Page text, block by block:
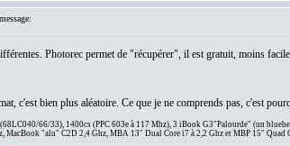
Photorec permet de "récupérer", il est gratuit, moins
c'est bien plus aléatoire. Ce que je ne comprends pas, c'est
66/33), 1400cs (PPC 603e à 117 Mhz), 3 iBook G3"Palourde" (un
MacBook "alu" C2D 2,4 Ghz, MBA 13" Dual Core i7 à 2,2 Ghz et MBP 15" Quad